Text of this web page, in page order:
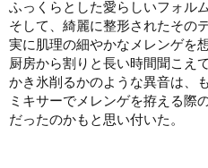
ふっくらとした愛らしいフォル
そして、綺麗に整形されたその
実に肌理の細やかなメレンゲを
厨房から割りと長い時間聞こえ
かき氷削るかのような異音は、
ミキサーでメレンゲを拵える際の
だったのかもと思い付いた。